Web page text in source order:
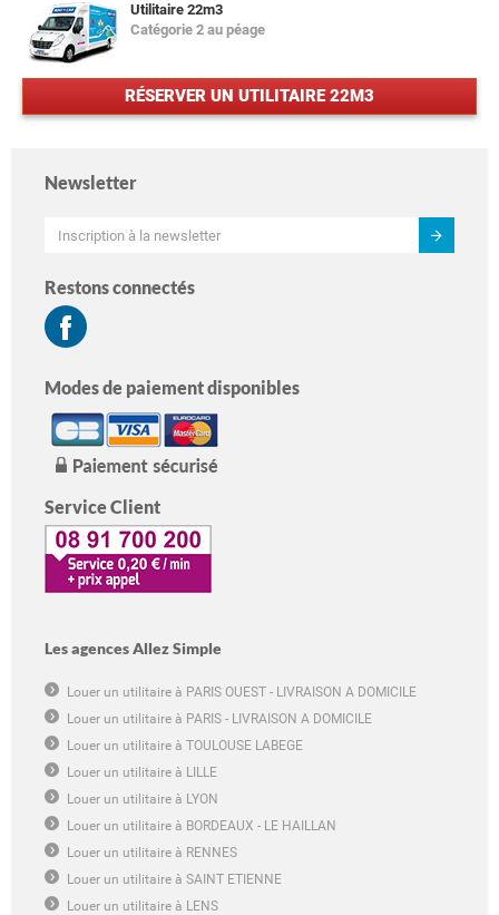
Utilitaire 22m3
Catégorie 2 au péage
RÉSERVER UN UTILITAIRE 22M3
Newsletter
Restons connectés
Modes de paiement disponibles
Service Client
Les agences Allez Simple
Louer un utilitaire à PARIS OUEST - LIVRAISON A DOMICILE
Louer un utilitaire à PARIS - LIVRAISON A DOMICILE
Louer un utilitaire à TOULOUSE LABEGE
Louer un utilitaire à LILLE
Louer un utilitaire à LYON
Louer un utilitaire à BORDEAUX - LE HAILLAN
Louer un utilitaire à RENNES
Louer un utilitaire à SAINT ETIENNE
Louer un utilitaire à LENS